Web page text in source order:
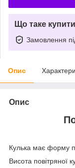
Що таке
Замовлення
Опис
Опис
Кулька має форму
Висота повітряної